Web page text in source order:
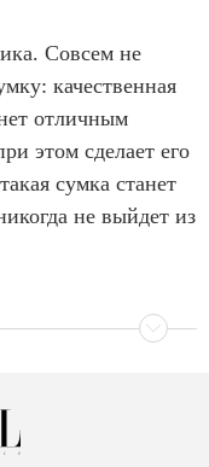
Совсем не
качественная
отличным
этом сделает его
сумка станет
не выйдет из